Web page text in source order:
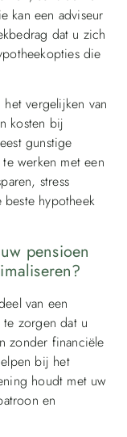
kan een adviseur
dat u zich
die
vergelijken van
kosten bij
gunstige
werken met een
stress
hypotheek
pensioen
van een
zorgen dat u
zonder financiële
bij het
houdt met uw
en